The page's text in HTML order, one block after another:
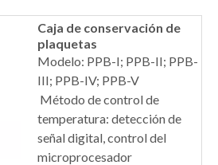
Caja de conservación de
plaquetas
Modelo: PPB-I; PPB-II; PPB-
III; PPB-IV; PPB-V
Método de control de
temperatura: detección de
señal digital, control del
microprocesador